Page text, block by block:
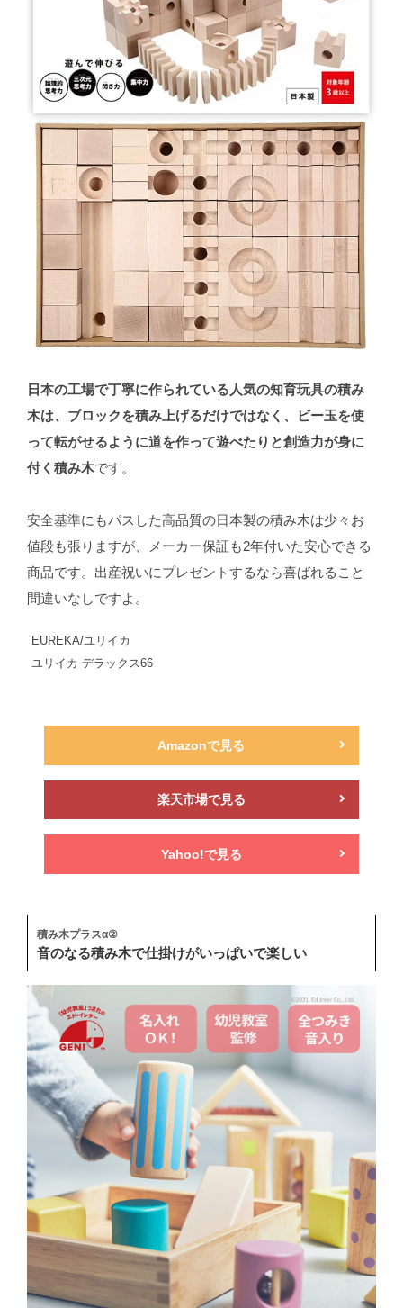
日本の工場で丁寧に作られている人気の知育玩具の積み
木は、ブロックを積み上げるだけではなく、ビー玉を使
って転がせるように道を作って遊べたりと創造力が身に
付く積み木です。
安全基準にもパスした高品質の日本製の積み木は少々お
値段も張りますが、メーカー保証も2年付いた安心できる
商品です。出産祝いにプレゼントするなら喜ばれること
間違いなしですよ。
EUREKA/ユリイカ
ユリイカ デラックス66
Amazonで見る
楽天市場で見る
Yahoo!で見る
積み木プラスα②
音のなる積み木で仕掛けがいっぱいで楽しい